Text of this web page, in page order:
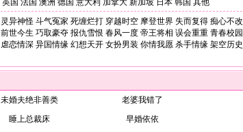
英国 法国 澳洲 德国 意大利 加拿大 新加坡 日本 韩国 其他
灵异神怪 斗气冤家 死缠烂打 穿越时空 摩登世界 失而复得 痴心不改
前世今生 巧取豪夺 报仇雪恨 春风一度 帝王将相 误会重重 青春校园
虐恋情深 异国情缘 幻想天开 女扮男装 你情我愿 杀手情缘 架空历史
未婚夫绝非善类
老婆我错了
睡上总裁床
早婚依依